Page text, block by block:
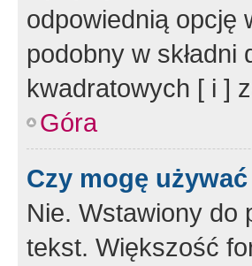
odpowiednią opcję
podobny w
kwadratowych [ i ]
Góra
Czy mogę
Nie. Wstawiony do
tekst. Większość